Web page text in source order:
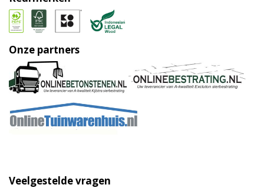
Onze partners
Veelgestelde vragen